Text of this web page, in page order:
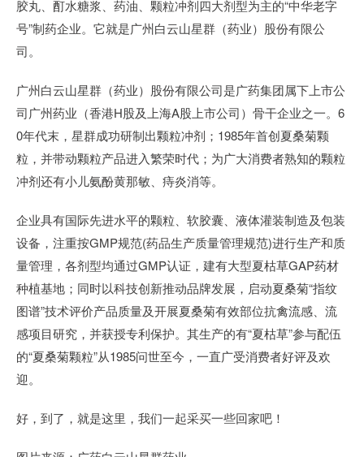
胶丸、酊水糖浆、药油、颗粒冲剂四大剂型为主的“中华老字
号”制药企业。它就是广州白云山星群（药业）股份有限公
司。
广州白云山星群（药业）股份有限公司是广药集团属下上市公
司广州药业（香港H股及上海A股上市公司）骨干企业之一。6
0年代末，星群成功研制出颗粒冲剂；1985年首创夏桑菊颗
粒，并带动颗粒产品进入繁荣时代；为广大消费者熟知的颗粒
冲剂还有小儿氨酚黄那敏、痔炎消等。
企业具有国际先进水平的颗粒、软胶囊、液体灌装制造及包装
设备，注重按GMP规范(药品生产质量管理规范)进行生产和质
量管理，各剂型均通过GMP认证，建有大型夏枯草GAP药材
种植基地；同时以科技创新推动品牌发展，启动夏桑菊“指纹
图谱”技术评价产品质量及开展夏桑菊有效部位抗禽流感、流
感项目研究，并获授专利保护。其生产的有“夏枯草”参与配伍
的“夏桑菊颗粒”从1985问世至今，一直广受消费者好评及欢
迎。
好，到了，就是这里，我们一起采买一些回家吧！